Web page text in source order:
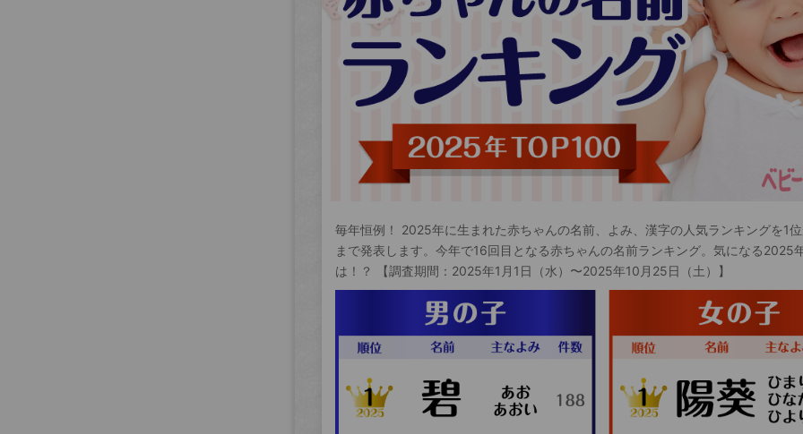
毎年恒例！ 2025年に生まれた赤ちゃんの名前、よみ、漢字の人気ランキングを1
まで発表します。今年で16回目となる赤ちゃんの名前ランキング。気になる2025
は！？ 【調査期間：2025年1月1日（水）〜2025年10月25日（土）】